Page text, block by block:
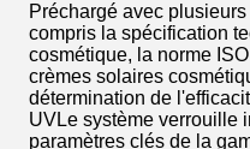
Préchargé avec
compris la spécification
cosmétique, la norme
crèmes solaires
détermination de
UVLe système verrouille
paramètres clés de la